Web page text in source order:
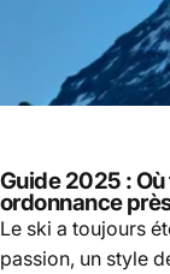
Guide 2025 :
ordonnance
Le ski a toujours
passion, un style